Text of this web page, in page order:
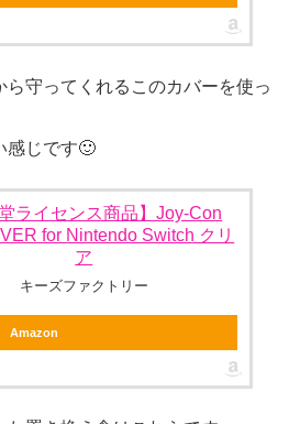
守ってくれるこのカバーを使っ
感じです🙂
堂ライセンス商品】Joy-Con
for Nintendo Switch クリ
ア
キーズファクトリー
Amazon